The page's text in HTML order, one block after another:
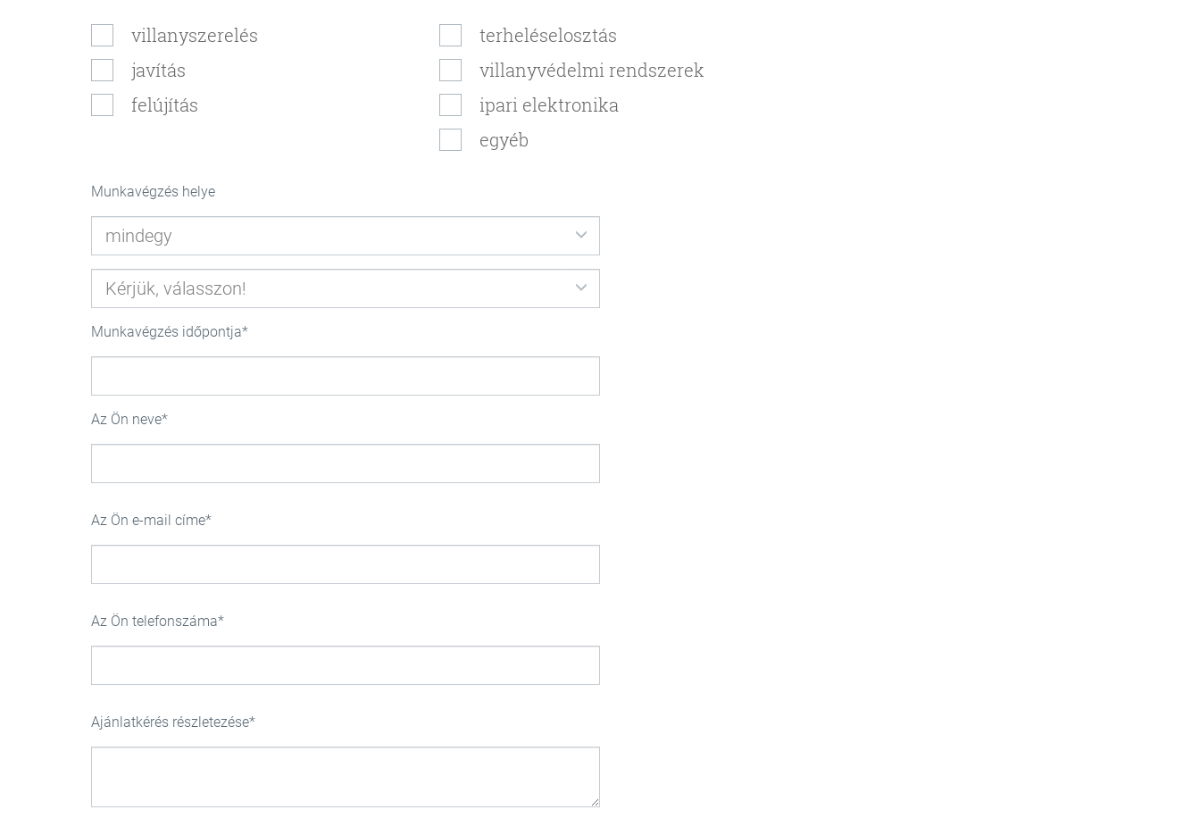
villanyszerelés
javítás
felújítás
terheléselosztás
villanyvédelmi rendszerek
ipari elektronika
egyéb
Munkavégzés helye
Munkavégzés időpontja
Az Ön neve
Az Ön e-mail címe
Az Ön telefonszáma
Ajánlatkérés részletezése